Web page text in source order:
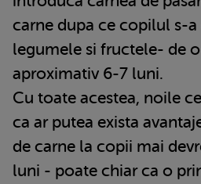
carne dupa ce copilul s-
legumele si fructele- de
aproximativ 6-7 luni.
Cu toate acestea, noile
ca ar putea exista
de carne la copii mai
luni - poate chiar ca o